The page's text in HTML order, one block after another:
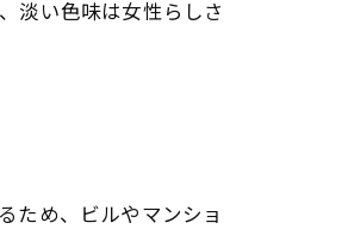
淡い色味は女性らしさ
ため、ビルやマンショ